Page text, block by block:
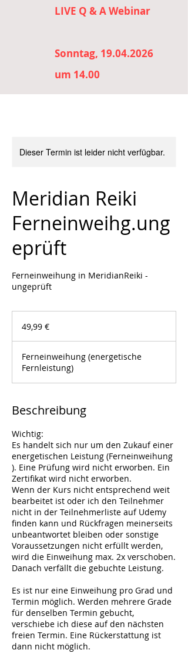
LIVE Q & A Webinar
Sonntag, 19.04.2026
um 14.00
Dieser Termin ist leider nicht verfügbar.
Meridian Reiki
Ferneinweihg.ung
eprüft
Ferneinweihung in MeridianReiki -
ungeprüft
49,99 €
Ferneinweihung (energetische
Fernleistung)
Beschreibung
Wichtig:
Es handelt sich nur um den Zukauf einer
energetischen Leistung (Ferneinweihung
). Eine Prüfung wird nicht erworben. Ein
Zertifikat wird nicht erworben.
Wenn der Kurs nicht entsprechend weit
bearbeitet ist oder ich den Teilnehmer
nicht in der Teilnehmerliste auf Udemy
finden kann und Rückfragen meinerseits
unbeantwortet bleiben oder sonstige
Voraussetzungen nicht erfüllt werden,
wird die Einweihung max. 2x verschoben.
Danach verfällt die gebuchte Leistung.
Es ist nur eine Einweihung pro Grad und
Termin möglich. Werden mehrere Grade
für denselben Termin gebucht,
verschiebe ich diese auf den nächsten
freien Termin. Eine Rückerstattung ist
dann nicht möglich.